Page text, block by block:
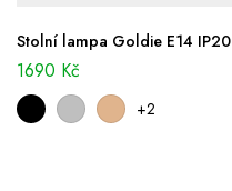
Stolní lampa Goldie E14 IP20
1690 Kč
+2